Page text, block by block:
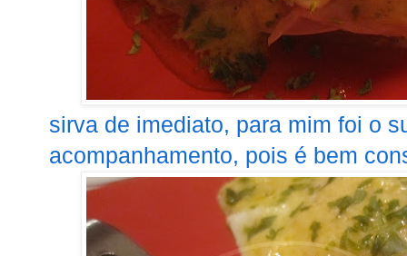
sirva de imediato, para mim foi o
acompanhamento, pois é bem